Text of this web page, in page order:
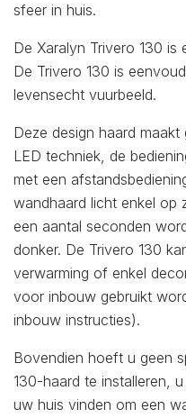
sfeer in huis.
De Xaralyn Trivero 130 is
De Trivero 130 is
levensecht vuurbeeld.
Deze design haard
LED techniek, de
met een
wandhaard licht enkel op
een aantal seconden
donker. De Trivero 130
verwarming of enkel
voor inbouw gebruikt
inbouw instructies).
Bovendien hoeft u geen
130-haard te installeren,
uw huis vinden om een